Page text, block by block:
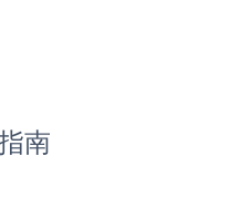
南